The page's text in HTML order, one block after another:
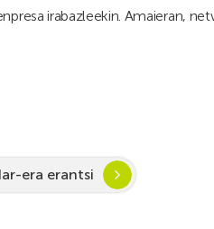
irabazleekin. Amaieran,
era erantsi